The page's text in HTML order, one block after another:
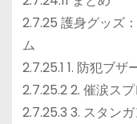
2.7.25 護身グッズ
ム
2.7.25.1 1. 防犯ブザ
2.7.25.2 2. 催涙ス
2.7.25.3 3. スタン